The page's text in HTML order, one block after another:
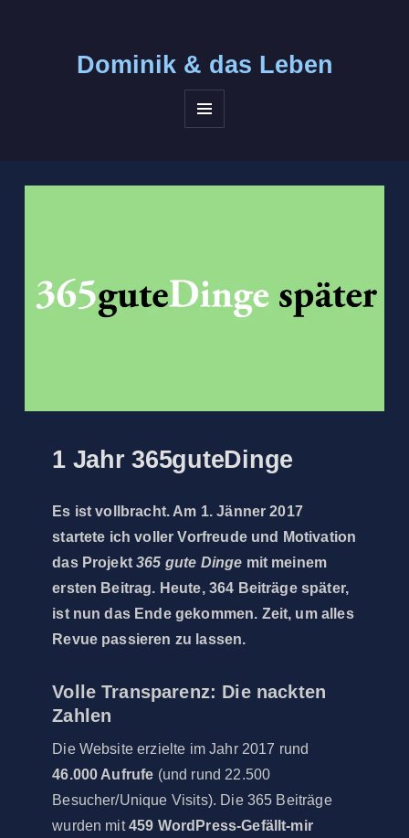
Dominik & das Leben
1 Jahr 365guteDinge
Es ist vollbracht. Am 1. Jänner 2017
startete ich voller Vorfreude und Motivation
das Projekt365 gute Dinge mit meinem
ersten Beitrag. Heute, 364 Beiträge später,
ist nun das Ende gekommen. Zeit, um alles
Revue passieren zu lassen.
Volle Transparenz: Die nackten
Zahlen
Die Website erzielte im Jahr 2017 rund
46.000 Aufrufe (und rund 22.500
Besucher/Unique Visits). Die 365 Beiträge
wurden mit459 WordPress-Gefällt-mir